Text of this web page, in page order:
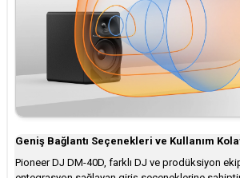
Geniş Bağlantı Seçenekleri ve Kullanım
Pioneer DJ DM-40D, farklı DJ ve prodüksiyon